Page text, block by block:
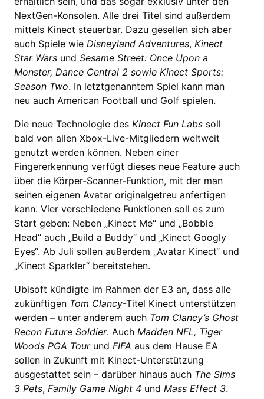
NextGen-Konsolen. Alle drei Titel sind außerdem
mittels Kinect steuerbar. Dazu gesellen sich aber
auch Spiele wie Disneyland Adventures, Kinect
Star Wars und Sesame Street: Once Upon a
Monster, Dance Central 2 sowie Kinect Sports:
Season Two. In letztgenanntem Spiel kann man
neu auch American Football und Golf spielen.
Die neue Technologie des Kinect Fun Labs soll
bald von allen Xbox-Live-Mitgliedern weltweit
genutzt werden können. Neben einer
Fingererkennung verfügt dieses neue Feature auch
über die Körper-Scanner-Funktion, mit der man
seinen eigenen Avatar originalgetreu anfertigen
kann. Vier verschiedene Funktionen soll es zum
Start geben: Neben „Kinect Me“ und „Bobble
Head“ auch „Build a Buddy“ und „Kinect Googly
Eyes“. Ab Juli sollen außerdem „Avatar Kinect“ und
„Kinect Sparkler“ bereitstehen.
Ubisoft kündigte im Rahmen der E3 an, dass alle
zukünftigen Tom Clancy-Titel Kinect unterstützen
werden – unter anderem auch Tom Clancy’s Ghost
Recon Future Soldier. Auch Madden NFL, Tiger
Woods PGA Tourund FIFA aus dem Hause EA
sollen in Zukunft mit Kinect-Unterstützung
ausgestattet sein – darüber hinaus auch The Sims
3 Pets, Family Game Night 4 und Mass Effect 3.